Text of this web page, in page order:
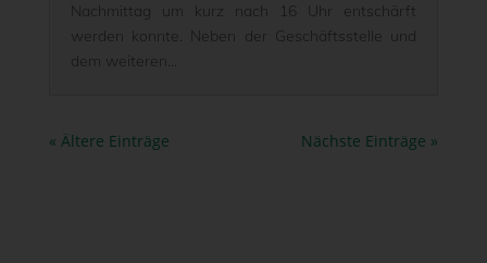
Nachmittag um kurz nach 16 Uhr entschärft
werden konnte. Neben der Geschäftsstelle und
dem weiteren...
« Ältere Einträge Nächste Einträge »